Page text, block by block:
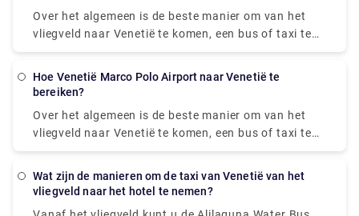
Over het algemeen is de beste manier om van het
vliegveld naar Venetië te komen, een bus of taxi te
nemen vanaf het vliegveld naar Piazzale Roma en
Alilaguna Water Bus rechtstreeks vanaf de
dichtstbijzijnde terminal waar u verblijft.
hoe Venetië Marco Polo Airport naar Venetië te
bereiken?
Over het algemeen is de beste manier om van het
vliegveld naar Venetië te komen, een bus of taxi te
nemen vanaf het vliegveld naar Piazzale Roma en
Alilaguna Water Bus rechtstreeks vanaf de
wat zijn de manieren om de taxi van Venetië van het
vliegveld naar het hotel te nemen?